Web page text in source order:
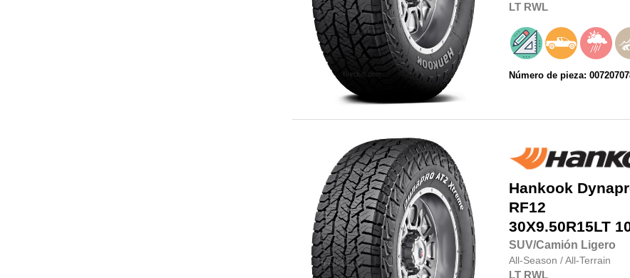
LT RWL
Número de pieza:
Hankook
RF12
30X9.50R15LT
SUV/Camión Ligero
All-Season /All-Terrain
LT RWL